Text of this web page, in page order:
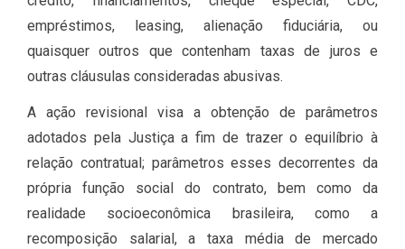
empréstimos, leasing, alienação fiduciária, ou
quaisquer outros que contenham taxas de juros e
outras cláusulas consideradas abusivas.
A ação revisional visa a obtenção de parâmetros
adotados pela Justiça a fim de trazer o equilíbrio à
relação contratual; parâmetros esses decorrentes da
própria função social do contrato, bem como da
realidade socioeconômica brasileira, como a
recomposição salarial, a taxa média de mercado